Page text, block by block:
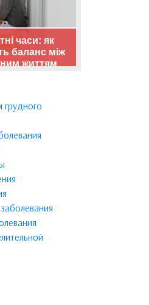
часи: як
баланс між
життям
грудного